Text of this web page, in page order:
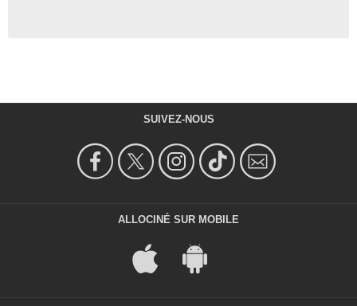
SUIVEZ-NOUS
ALLOCINÉ SUR MOBILE